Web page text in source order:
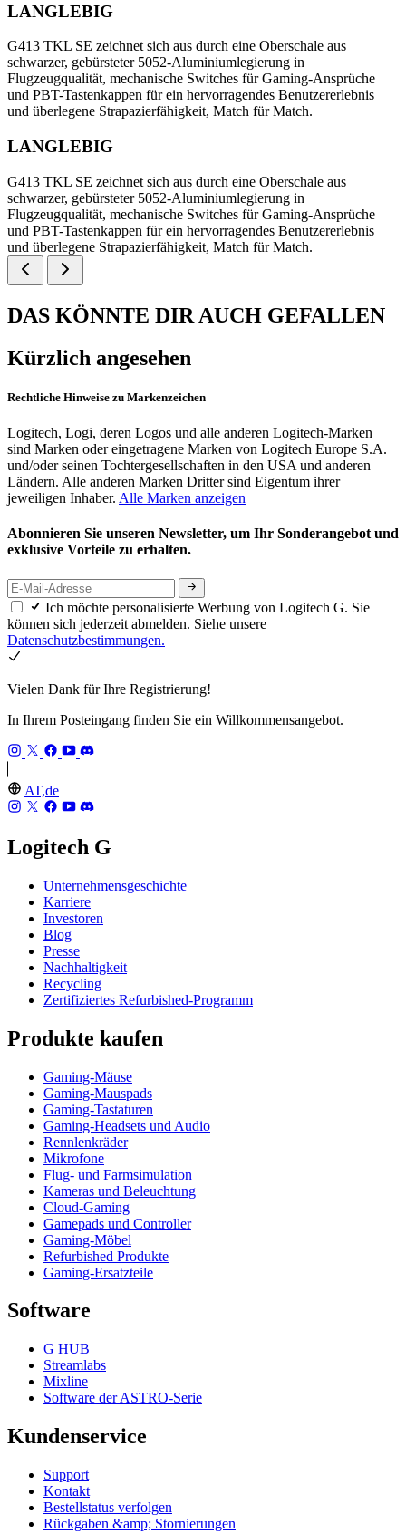
LANGLEBIG
G413 TKL SE zeichnet sich aus durch eine Oberschale aus
schwarzer, gebürsteter 5052-Aluminiumlegierung in
Flugzeugqualität, mechanische Switches für Gaming-Ansprüche
und PBT-Tastenkappen für ein hervorragendes Benutzererlebnis
und überlegene Strapazierfähigkeit, Match für Match.
LANGLEBIG
G413 TKL SE zeichnet sich aus durch eine Oberschale aus
schwarzer, gebürsteter 5052-Aluminiumlegierung in
Flugzeugqualität, mechanische Switches für Gaming-Ansprüche
und PBT-Tastenkappen für ein hervorragendes Benutzererlebnis
und überlegene Strapazierfähigkeit, Match für Match.
DAS KÖNNTE DIR AUCH GEFALLEN
Kürzlich angesehen
Rechtliche Hinweise zu Markenzeichen
Logitech, Logi, deren Logos und alle anderen Logitech-Marken
sind Marken oder eingetragene Marken von Logitech Europe S.A.
und/oder seinen Tochtergesellschaften in den USA und anderen
Ländern. Alle anderen Marken Dritter sind Eigentum ihrer
jeweiligen Inhaber. Alle Marken anzeigen
Abonnieren Sie unseren Newsletter, um Ihr Sonderangebot und
exklusive Vorteile zu erhalten.
Ich möchte personalisierte Werbung von Logitech G. Sie
können sich jederzeit abmelden. Siehe unsere
Datenschutzbestimmungen.
Vielen Dank für Ihre Registrierung!
In Ihrem Posteingang finden Sie ein Willkommensangebot.
AT,de
Logitech G
Unternehmensgeschichte
Karriere
Investoren
Blog
Presse
Nachhaltigkeit
Recycling
Zertifiziertes Refurbished-Programm
Produkte kaufen
Gaming-Mäuse
Gaming-Mauspads
Gaming-Tastaturen
Gaming-Headsets und Audio
Rennlenkräder
Mikrofone
Flug- und Farmsimulation
Kameras und Beleuchtung
Cloud-Gaming
Gamepads und Controller
Gaming-Möbel
Refurbished Produkte
Gaming-Ersatzteile
Software
G HUB
Streamlabs
Mixline
Software der ASTRO-Serie
Kundenservice
Support
Kontakt
Bestellstatus verfolgen
Rückgaben &amp; Stornierungen